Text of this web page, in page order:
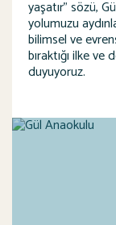
yaşatır” sözü,
yolumuzu
bilimsel ve
bıraktığı ilke
duyuyoruz.